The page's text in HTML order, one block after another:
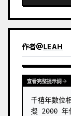
作者@LEAH
查看完整提示詞
千禧年數位
擬 2000 年